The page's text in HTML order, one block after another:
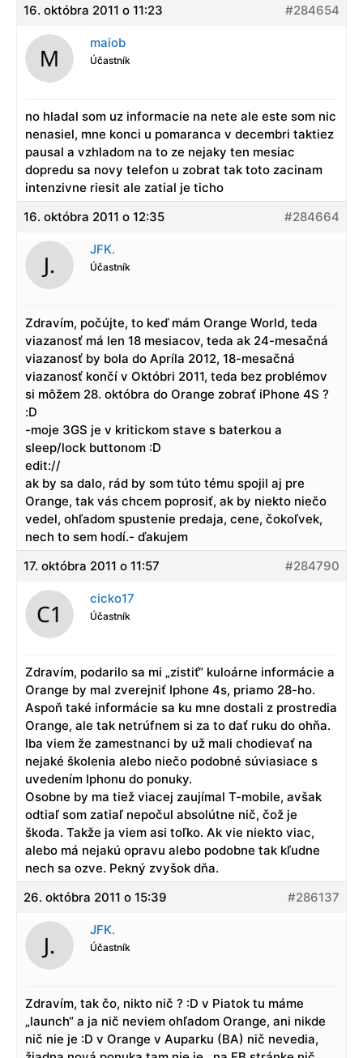
16. októbra 2011 o 11:23
#284654
maiob
Účastník
no hladal som uz informacie na nete ale este som nic
nenasiel, mne konci u pomaranca v decembri taktiez
pausal a vzhladom na to ze nejaky ten mesiac
dopredu sa novy telefon u zobrat tak toto zacinam
intenzivne riesit ale zatial je ticho
16. októbra 2011 o 12:35
#284664
JFK.
Účastník
Zdravím, počújte, to keď mám Orange World, teda
viazanosť má len 18 mesiacov, teda ak 24-mesačná
viazanosť by bola do Apríla 2012, 18-mesačná
viazanosť končí v Októbri 2011, teda bez problémov
si môžem 28. októbra do Orange zobrať iPhone 4S ?
:D
-moje 3GS je v kritickom stave s baterkou a
sleep/lock buttonom :D
edit://
ak by sa dalo, rád by som túto tému spojil aj pre
Orange, tak vás chcem poprosiť, ak by niekto niečo
vedel, ohľadom spustenie predaja, cene, čokoľvek,
nech to sem hodí.- ďakujem
17. októbra 2011 o 11:57
#284790
cicko17
Účastník
Zdravím, podarilo sa mi „zistiť“ kuloárne informácie a
Orange by mal zverejniť Iphone 4s, priamo 28-ho.
Aspoň také informácie sa ku mne dostali z prostredia
Orange, ale tak netrúfnem si za to dať ruku do ohňa.
Iba viem že zamestnanci by už mali chodievať na
nejaké školenia alebo niečo podobné súviasiace s
uvedením Iphonu do ponuky.
Osobne by ma tiež viacej zaujímal T-mobile, avšak
odtiaľ som zatiaľ nepočul absolútne nič, čož je
škoda. Takže ja viem asi toľko. Ak vie niekto viac,
alebo má nejakú opravu alebo podobne tak kľudne
nech sa ozve. Pekný zvyšok dňa.
26. októbra 2011 o 15:39
#286137
JFK.
Účastník
Zdravím, tak čo, nikto nič ? :D v Piatok tu máme
„launch“ a ja nič neviem ohľadom Orange, ani nikde
nič nie je :D v Orange v Auparku (BA) nič nevedia,